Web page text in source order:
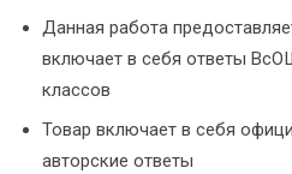
Данная работа
включает в себя ответы
классов
Товар включает в себя
авторские ответы